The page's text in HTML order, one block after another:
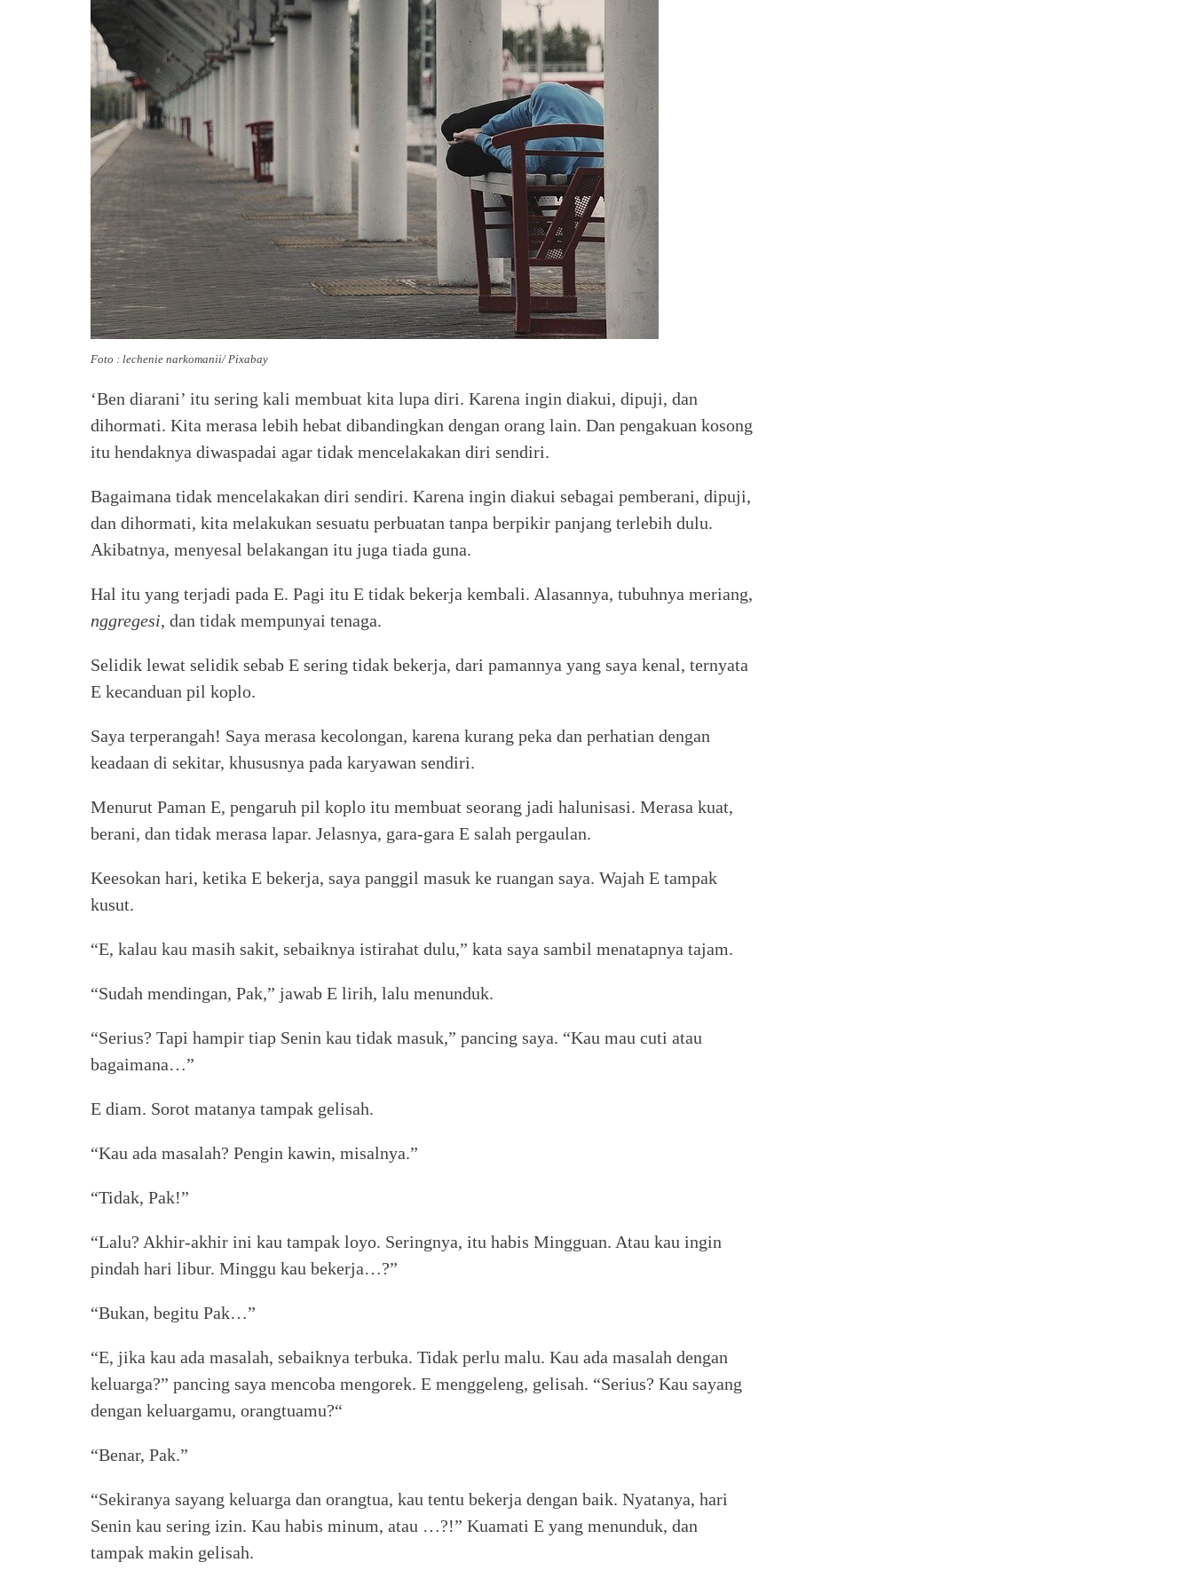
Foto : lechenie narkomanii/ Pixabay
‘Ben diarani’ itu sering kali membuat kita lupa diri. Karena ingin diakui, dipuji, dan
dihormati. Kita merasa lebih hebat dibandingkan dengan orang lain. Dan pengakuan kosong
itu hendaknya diwaspadai agar tidak mencelakakan diri sendiri.
Bagaimana tidak mencelakakan diri sendiri. Karena ingin diakui sebagai pemberani, dipuji,
dan dihormati, kita melakukan sesuatu perbuatan tanpa berpikir panjang terlebih dulu.
Akibatnya, menyesal belakangan itu juga tiada guna.
Hal itu yang terjadi pada E. Pagi itu E tidak bekerja kembali. Alasannya, tubuhnya meriang,
nggregesi, dan tidak mempunyai tenaga.
Selidik lewat selidik sebab E sering tidak bekerja, dari pamannya yang saya kenal, ternyata
E kecanduan pil koplo.
Saya terperangah! Saya merasa kecolongan, karena kurang peka dan perhatian dengan
keadaan di sekitar, khususnya pada karyawan sendiri.
Menurut Paman E, pengaruh pil koplo itu membuat seorang jadi halunisasi. Merasa kuat,
berani, dan tidak merasa lapar. Jelasnya, gara-gara E salah pergaulan.
Keesokan hari, ketika E bekerja, saya panggil masuk ke ruangan saya. Wajah E tampak
kusut.
“E, kalau kau masih sakit, sebaiknya istirahat dulu,” kata saya sambil menatapnya tajam.
“Sudah mendingan, Pak,” jawab E lirih, lalu menunduk.
“Serius? Tapi hampir tiap Senin kau tidak masuk,” pancing saya. “Kau mau cuti atau
bagaimana…”
E diam. Sorot matanya tampak gelisah.
“Kau ada masalah? Pengin kawin, misalnya.”
“Tidak, Pak!”
“Lalu? Akhir-akhir ini kau tampak loyo. Seringnya, itu habis Mingguan. Atau kau ingin
pindah hari libur. Minggu kau bekerja…?”
“Bukan, begitu Pak…”
“E, jika kau ada masalah, sebaiknya terbuka. Tidak perlu malu. Kau ada masalah dengan
keluarga?” pancing saya mencoba mengorek. E menggeleng, gelisah. “Serius? Kau sayang
dengan keluargamu, orangtuamu?“
“Benar, Pak.”
“Sekiranya sayang keluarga dan orangtua, kau tentu bekerja dengan baik. Nyatanya, hari
Senin kau sering izin. Kau habis minum, atau …?!” Kuamati E yang menunduk, dan
tampak makin gelisah.